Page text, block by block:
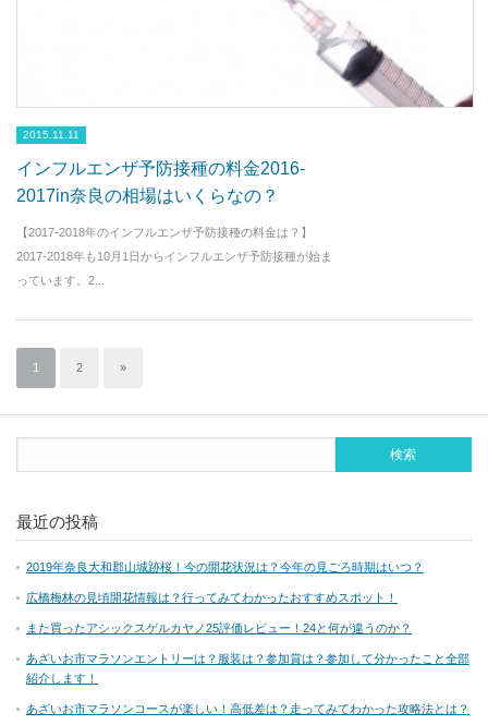
2015.11.11
インフルエンザ予防接種の料金2016-
2017in奈良の相場はいくらなの？
【2017-2018年のインフルエンザ予防接種の料金は？】
2017-2018年も10月1日からインフルエンザ予防接種が始ま
っています。2...
1 2 »
最近の投稿
2019年奈良大和郡山城跡桜！今の開花状況は？今年の見ごろ時期はいつ？
広橋梅林の見頃開花情報は？行ってみてわかったおすすめスポット！
また買ったアシックスゲルカヤノ25評価レビュー！24と何が違うのか？
あざいお市マラソンエントリーは？服装は？参加賞は？参加して分かったこと全部
紹介します！
あざいお市マラソンコースが楽しい！高低差は？走ってみてわかった攻略法とは？